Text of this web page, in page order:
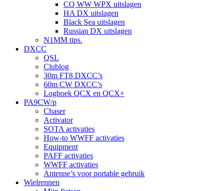
CQ WW WPX uitslagen
HA DX uitslagen
Black Sea uitslagen
Russian DX uitslagen
N1MM tips.
DXCC
QSL
Clublog
30m FT8 DXCC’s
60m CW DXCC’s
Logboek QCX en QCX+
PA9CW/p
Chaser
Activator
SOTA activaties
How-to WWFF activaties
Equipment
PAFF activaties
WWFF activaties
Antenne’s voor portable gebruik
Wielrennen